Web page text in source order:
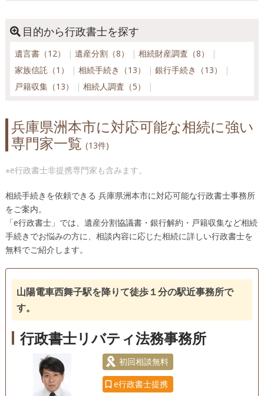
川西市（38）
神戸市北区（35）
神戸市長田区（29）
神戸市灘区（38）
神戸市西区（45）
神戸市東灘区（57）
神戸市兵庫区（36）
佐用町（17）
太子町（21）
高砂市（33）
多可町（16）
宝塚市（42）
たつの市（25）
西脇市（21）
播磨町（16）
姫路市（114）
福崎町（13）
三木市（26）
南あわじ市（10）
養父市（17）
目的から行政書士を探す
遺言書（12） 遺産分割（8）
相続財産調査（8）
家族信託（1）
相続手続き（13）
銀行手続き（13）
戸籍収集（13）
相続人調査（5）
兵庫県洲本市に対応可能な相続に強い
専門家一覧 (13件)
※e行政書士非提携専門家も含みます。
相続手続きを依頼できる 兵庫県洲本市に対応可能な行政書士事務所
をご案内。
「e行政書士」では、遺産分割協議書・銀行解約・戸籍収集など相続
手続きでお悩みの方に、相談内容に応じた相続に詳しい行政書士を
無料でご紹介します。
山陽電車西舞子駅を降りて徒歩１分の駅近事務所で
す。
行政書士リバティ法務事務所
初回相談無料
e行政書士提携